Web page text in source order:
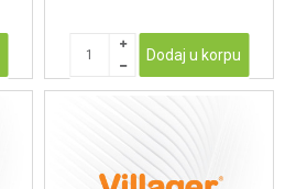
Dodaj u korpu